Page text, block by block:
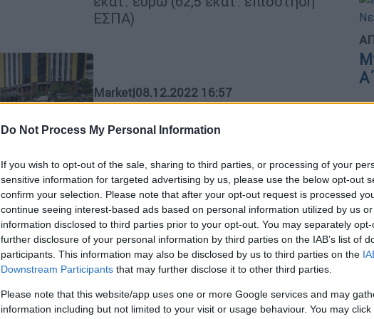
Do Not Process My Personal Information
If you wish to opt-out of the sale, sharing to third parties, or processing of your
sensitive information for targeted advertising by us, please use the below opt-out
confirm your selection. Please note that after your opt-out request is processed
continue seeing interest-based ads based on personal information utilized by us
information disclosed to third parties prior to your opt-out. You may separately
further disclosure of your personal information by third parties on the IAB’s list of
participants. This information may also be disclosed by us to third parties on the
Downstream Participants that may further disclose it to other third parties.
Please note that this website/app uses one or more Google services and may
information including but not limited to your visit or usage behaviour. You may
ΕΣΠΑ)
Market|08.12.2022 16:57
Εισιτηρίου ΟΑΣΑ και Ακαδημαϊκής
ΕΝΕΡΓΕΙΑΚΗ
Τι προβλέπει η σύμβαση
Market|02.12.2022 13:56
Όμιλος ΤΕΡΝΑ ΕΝΕΡΓΕΙΑΚΗ: